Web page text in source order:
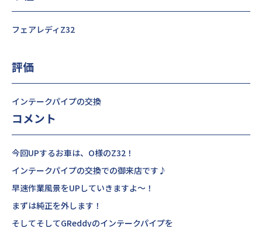
フェアレディZ32
評価
インテークパイプの交換
コメント
今回UPするお車は、O様のZ32！
インテークパイプの交換での御来店です♪
早速作業風景をUPしていきますよ～！
まずは純正を外します！
そしてそしてGReddyのインテークパイプを